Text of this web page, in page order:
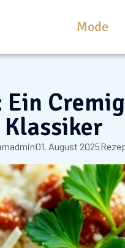
Mode
Ein
Klassiker
01. August 2025